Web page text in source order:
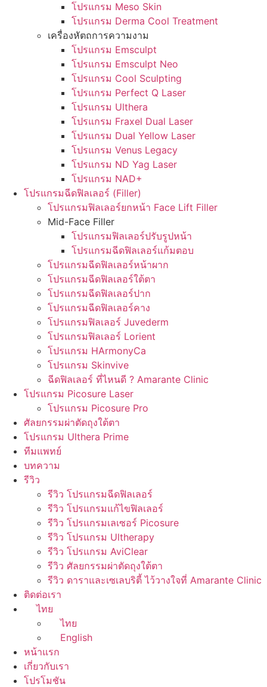
โปรแกรม Meso Skin
โปรแกรม Derma Cool Treatment
เครื่องหัตถการความงาม
โปรแกรม Emsculpt
โปรแกรม Emsculpt Neo
โปรแกรม Cool Sculpting
โปรแกรม Perfect Q Laser
โปรแกรม Ulthera
โปรแกรม Fraxel Dual Laser
โปรแกรม Dual Yellow Laser
โปรแกรม Venus Legacy
โปรแกรม ND Yag Laser
โปรแกรม NAD+
โปรแกรมฉีดฟิลเลอร์ (Filler)
โปรแกรมฟิลเลอร์ยกหน้า Face Lift Filler
Mid-Face Filler
โปรแกรมฟิลเลอร์ปรับรูปหน้า
โปรแกรมฉีดฟิลเลอร์แก้มตอบ
โปรแกรมฉีดฟิลเลอร์หน้าผาก
โปรแกรมฉีดฟิลเลอร์ใต้ตา
โปรแกรมฉีดฟิลเลอร์ปาก
โปรแกรมฉีดฟิลเลอร์คาง
โปรแกรมฟิลเลอร์ Juvederm
โปรแกรมฟิลเลอร์ Lorient
โปรแกรม HArmonyCa
โปรแกรม Skinvive
ฉีดฟิลเลอร์ ที่ไหนดี ? Amarante Clinic
โปรแกรม Picosure Laser
โปรแกรม Picosure Pro
ศัลยกรรมผ่าตัดถุงใต้ตา
โปรแกรม Ulthera Prime
ทีมแพทย์
บทความ
รีวิว
รีวิว โปรแกรมฉีดฟิลเลอร์
รีวิว โปรแกรมแก้ไขฟิลเลอร์
รีวิว โปรแกรมเลเซอร์ Picosure
รีวิว โปรแกรม Ultherapy
รีวิว โปรแกรม AviClear
รีวิว ศัลยกรรมผ่าตัดถุงใต้ตา
รีวิว ดาราและเซเลบริตี้ ไว้วางใจที่ Amarante Clinic
ติดต่อเรา
ไทย
ไทย
English
หน้าแรก
เกี่ยวกับเรา
โปรโมชัน